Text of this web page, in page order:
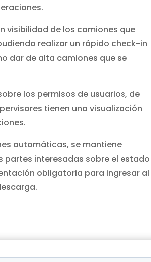
visibilidad de los camiones que
realizar un rápido check-in
dar de alta camiones que se
los permisos de usuarios, de
tienen una visualización
automáticas, se mantiene
partes interesadas sobre el estado
obligatoria para ingresar al